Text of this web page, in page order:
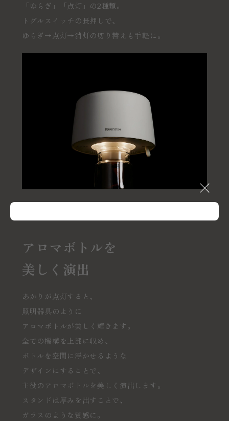
「ゆらぎ」「点灯」の2種類。
トグルスイッチの長押しで、
ゆらぎ→点灯→消灯の切り替えも手軽に。
アロマボトルを
美しく演出
あかりが点灯すると、
照明器具のように
アロマボトルが美しく輝きます。
全ての機構を上部に収め、
ボトルを空間に浮かせるような
デザインにすることで、
主役のアロマボトルを美しく演出します。
スタンドは厚みを出すことで、
ガラスのような質感に。